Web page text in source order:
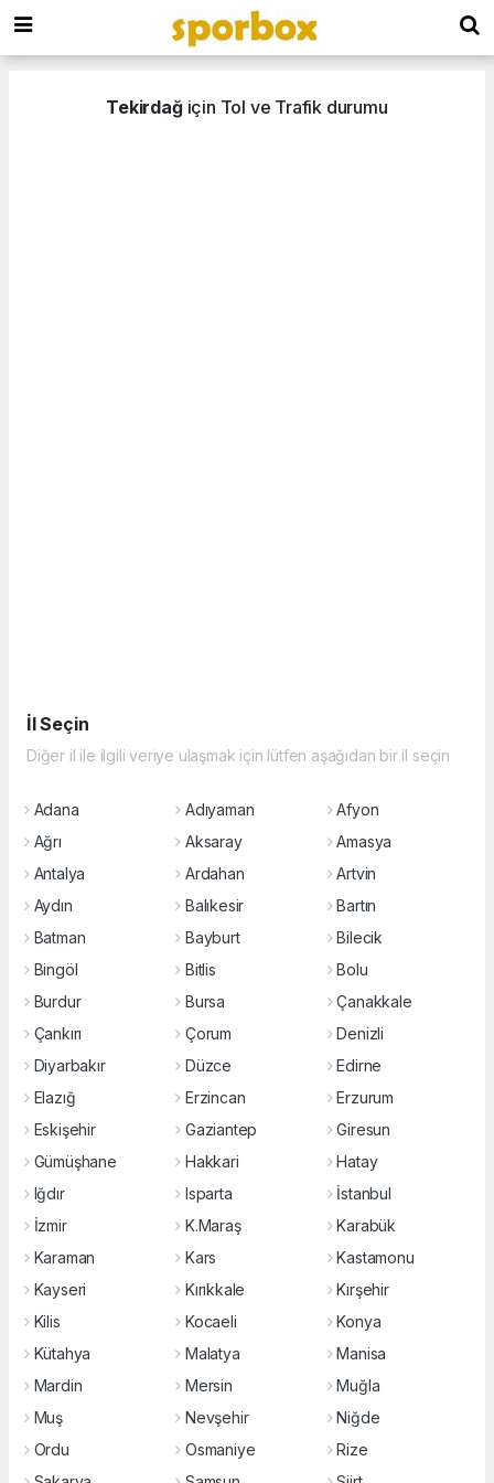
Tekirdağ için Tol ve Trafik durumu
İl Seçin
Diğer il ile ilgili veriye ulaşmak için lütfen aşağıdan bir il seçin
Adana Adıyaman
Afyon
Ağrı
Aksaray
Amasya
Antalya
Ardahan
Artvin
Aydın
Balıkesir
Bartın
Batman
Bayburt
Bilecik
Bingöl
Bitlis
Bolu
Burdur
Bursa
Çanakkale
Çankırı
Çorum
Denizli
Diyarbakır
Düzce
Edirne
Elazığ
Erzincan
Erzurum
Eskişehir
Gaziantep
Giresun
Gümüşhane
Hakkari
Hatay
Iğdır
Isparta
İstanbul
İzmir
K.Maraş
Karabük
Karaman
Kars
Kastamonu
Kayseri
Kırıkkale
Kırşehir
Kilis
Kocaeli
Konya
Kütahya
Malatya
Manisa
Mardin
Mersin
Muğla
Muş
Nevşehir
Niğde
Ordu
Osmaniye
Rize